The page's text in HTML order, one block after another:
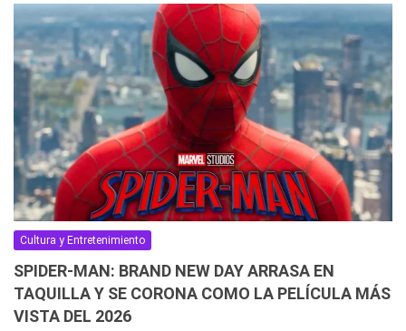
Cultura y Entretenimiento
SPIDER-MAN: BRAND NEW DAY ARRASA EN
TAQUILLA Y SE CORONA COMO LA PELÍCULA MÁS
VISTA DEL 2026